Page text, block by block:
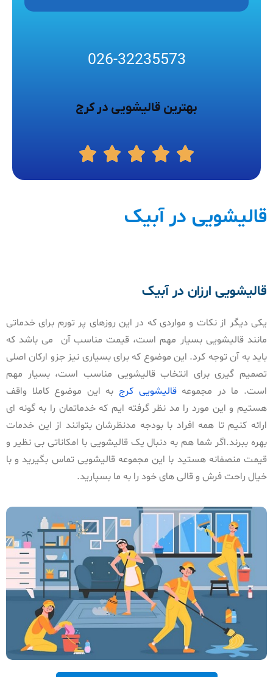
026-32235573
بهترین قالیشویی در کرج
قالیشویی در آبیک
قالیشویی ارزان در آبیک
یکی دیگر از نکات و مواردی که در این روزهای پر تورم برای خدماتی
مانند قالیشویی بسیار مهم است، قیمت مناسب آن می باشد که
باید به آن توجه کرد. این موضوع که برای بسیاری نیز جزو ارکان اصلی
تصمیم گیری برای انتخاب قالیشویی مناسب است، بسیار مهم
است. ما در مجموعهقالیشویی کرج به این موضوع کاملا واقف
هستیم و این مورد را مد نظر گرفته ایم که خدماتمان را به گونه ای
ارائه کنیم تا همه افراد با بودجه مدنظرشان بتوانند از این خدمات
بهره ببرند.اگر شما هم به دنبال یک قالیشویی با امکاناتی بی نظیر و
قیمت منصفانه هستید با این مجموعه قالیشویی تماس بگیرید و با
خیال راحت فرش و قالی های خود را به ما بسپارید.